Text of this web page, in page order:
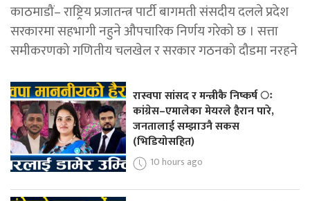
काठमाडौं– राष्ट्रिय प्रजातन्त्र पार्टी बागमती संसदीय दलले प्रदेश
सरकारमा सहभागी नहुने औपचारिक निर्णय गरेको छ । सत्ता
समीकरणको गणितीय चलखेल र सरकार गठनको दौडमा नरहने
रास्वपा सांसद र मन्त्रीकै निष्कर्ष ः
कांग्रेस–एमालेका मेयरले हैरान पारे,
जनतालाई सम्झाउनै सकस
(भिडियोसहित)
10 hours ago